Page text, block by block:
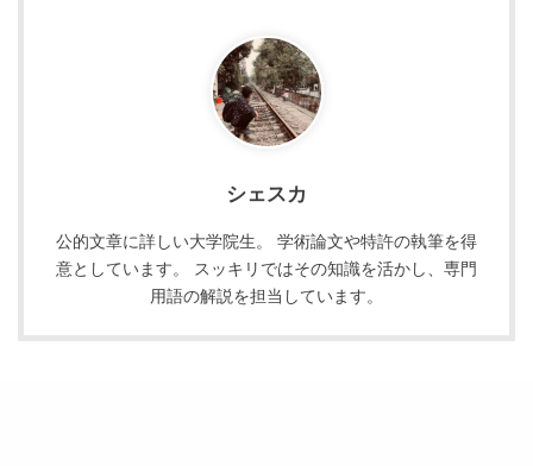
シェスカ
公的文章に詳しい大学院生。 学術論文や特許の執筆を得
意としています。 スッキリではその知識を活かし、専門
用語の解説を担当しています。